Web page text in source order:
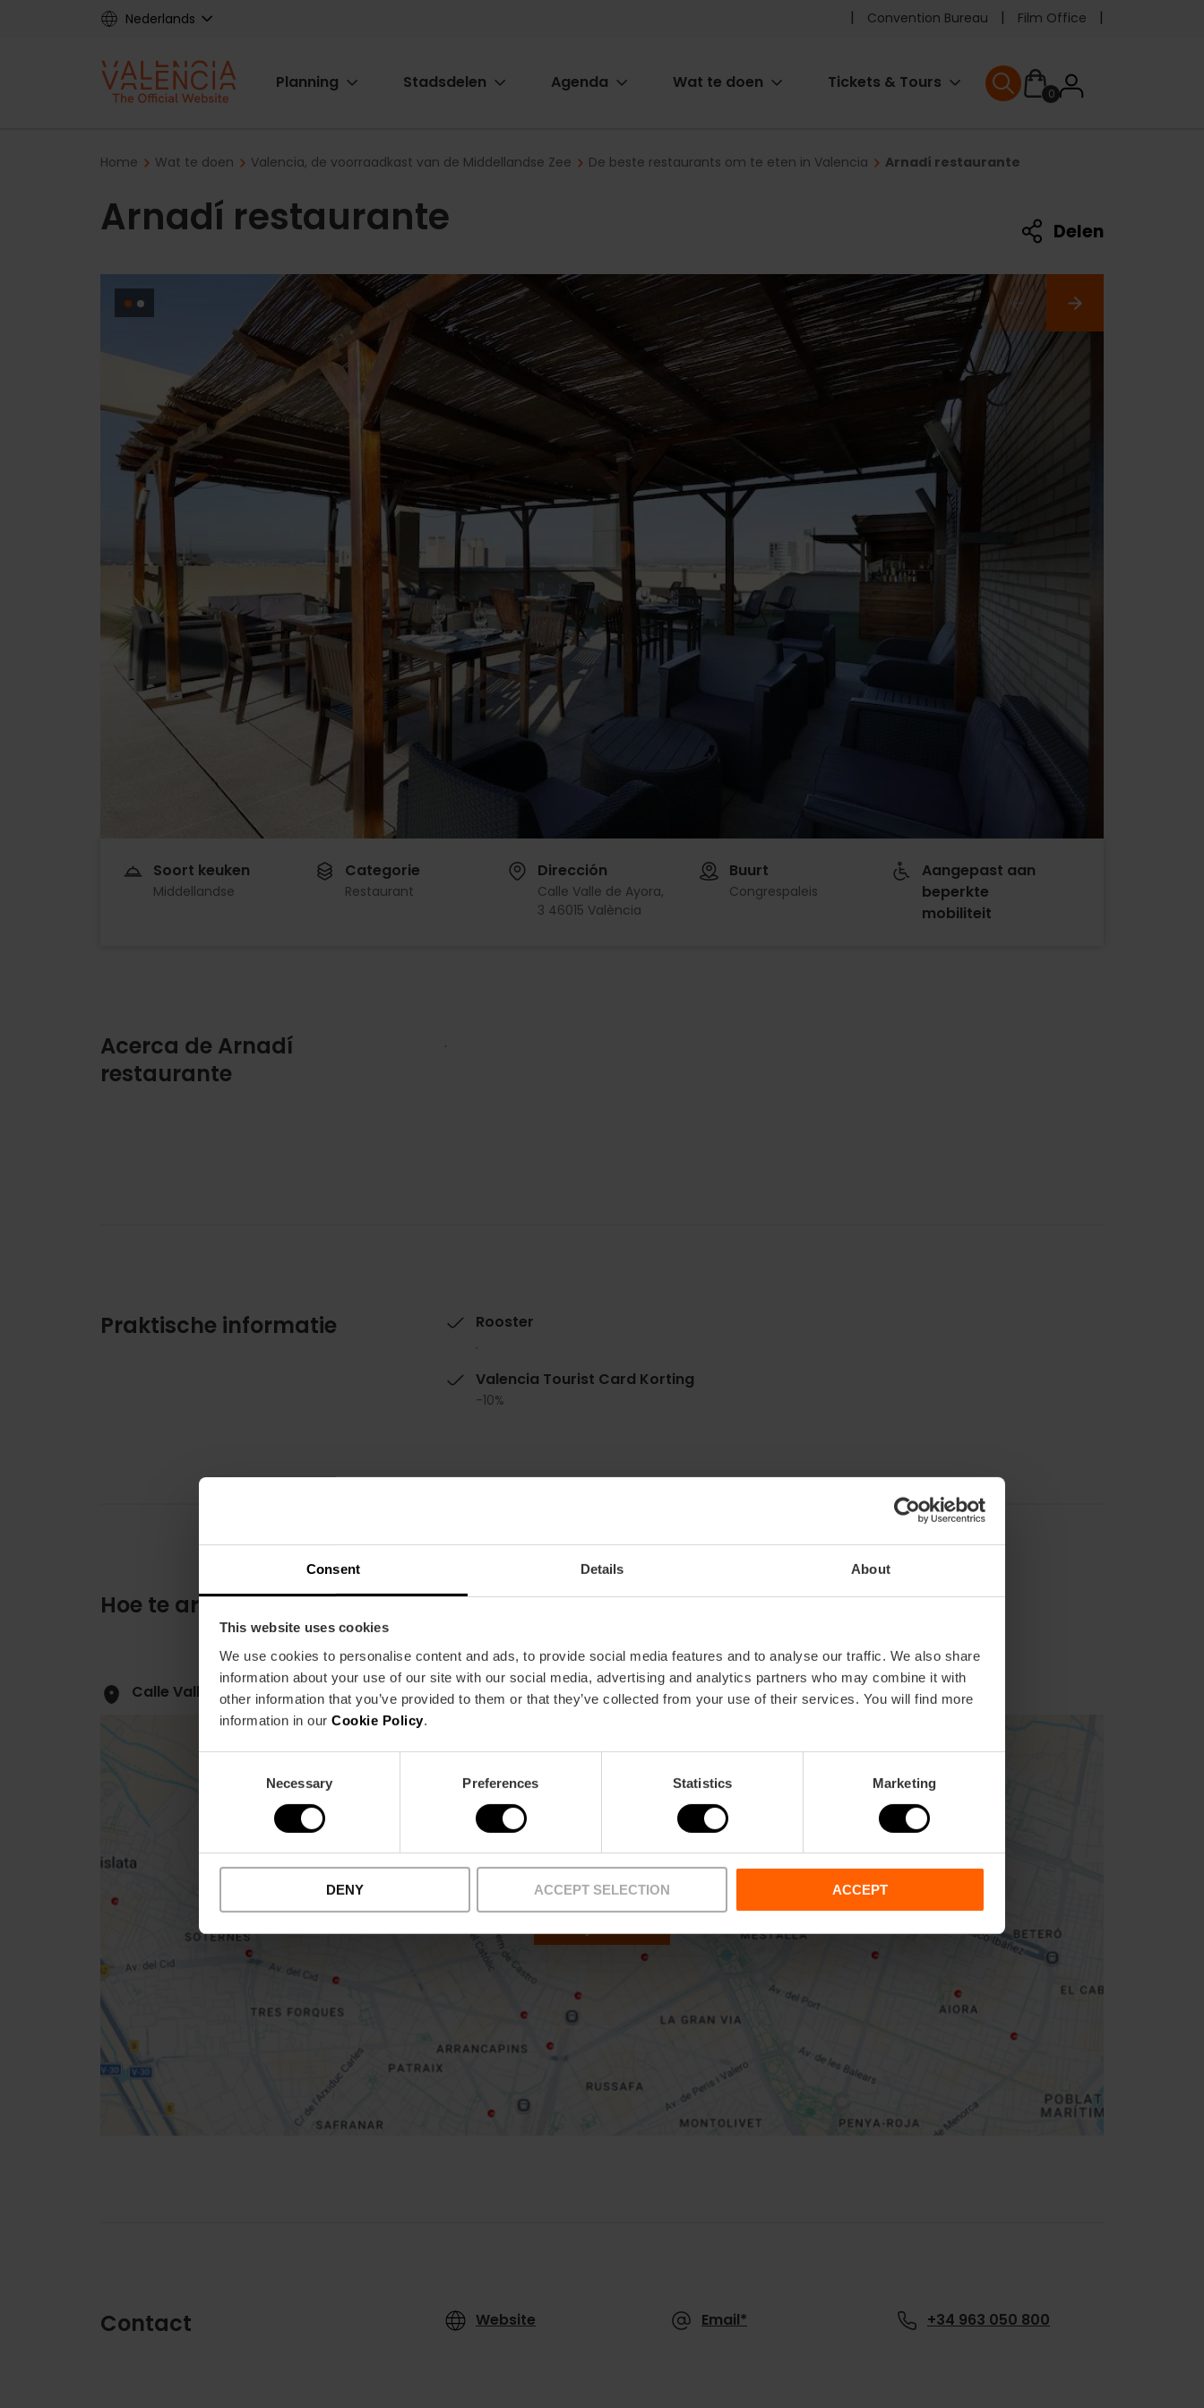
Consent Details About
This website uses cookies
We use cookies to personalise content and ads, to provide social media features and to analyse our traffic. We also share
information about your use of our site with our social media, advertising and analytics partners who may combine it with
other information that you’ve provided to them or that they’ve collected from your use of their services. You will find more
information in our Cookie Policy
Necessary Preferences Statistics Marketing
DENY ACCEPT SELECTION ACCEPT
Nederlands
Pre
header
Convention Bureau Film Office
Main
Planning Stadsdelen Agenda Wat te doen Tickets & Tours
0User
User menu
Breadcrumb
Home Wat te doen Valencia, de voorraadkast van de Middellandse Zee De beste restaurants om te eten in Valencia Arnadí restaurante
Arnadí restaurante Delen
Soort keuken
Middellandse
Categorie
Restaurant
Dirección
Calle Valle de Ayora,
3 46015 València
Buurt
Congrespaleis
Aangepast aan
beperkte
mobiliteit
Acerca de Arnadí
restaurante
.
Praktische informatie
Rooster
.
Valencia Tourist Card Korting
-10%
Hoe te arriveren Metro Bus
Calle Valle de Ayora, 3 46015 València
Routebeschrijving
sidebar
Contact Website Email* +34 963 050 800